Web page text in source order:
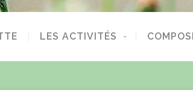
LES ACTIVITÉS